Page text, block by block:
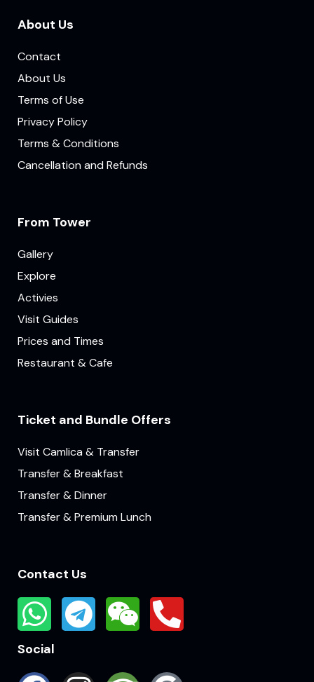
About Us
Contact
About Us
Terms of Use
Privacy Policy
Terms & Conditions
Cancellation and Refunds
From Tower
Gallery
Explore
Activies
Visit Guides
Prices and Times
Restaurant & Cafe
Ticket and Bundle Offers
Visit Camlica & Transfer
Transfer & Breakfast
Transfer & Dinner
Transfer & Premium Lunch
Contact Us
Social